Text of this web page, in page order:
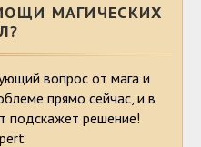
МАГИЧЕСКИХ
вопрос от мага и
прямо сейчас, и в
подскажет решение!